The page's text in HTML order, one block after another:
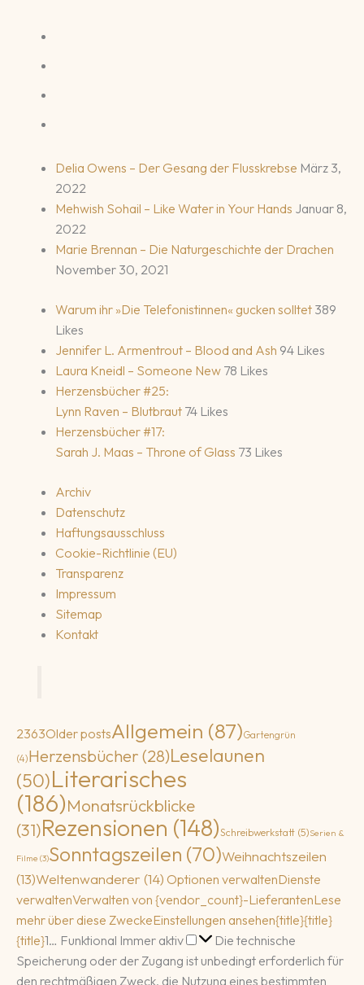
Delia Owens – Der Gesang der Flusskrebse März 3,
2022
Mehwish Sohail – Like Water in Your Hands Januar 8,
2022
Marie Brennan – Die Naturgeschichte der Drachen
November 30, 2021
Warum ihr »Die Telefonistinnen« gucken solltet 389
Likes
Jennifer L. Armentrout – Blood and Ash 94 Likes
Laura Kneidl – Someone New 78 Likes
Herzensbücher #25:
Lynn Raven – Blutbraut 74 Likes
Herzensbücher #17:
Sarah J. Maas – Throne of Glass 73 Likes
Archiv
Datenschutz
Haftungsausschluss
Cookie-Richtlinie (EU)
Transparenz
Impressum
Sitemap
Kontakt
2363Older postsAllgemein (87)Gartengrün
(4)Herzensbücher (28)Leselaunen
(50)Literarisches
(186)Monatsrückblicke
(31)Rezensionen (148)Schreibwerkstatt (5)Serien &
Filme (3)Sonntagszeilen (70)Weihnachtszeilen
(13)Weltenwanderer (14) Optionen verwaltenDienste
verwaltenVerwalten von {vendor_count}-LieferantenLese
mehr über diese ZweckeEinstellungen ansehen{title}{title}
{title}1… Funktional Immer aktiv Funktional
Die technische
Speicherung oder der Zugang ist unbedingt erforderlich für
den rechtmäßigen Zweck, die Nutzung eines bestimmten